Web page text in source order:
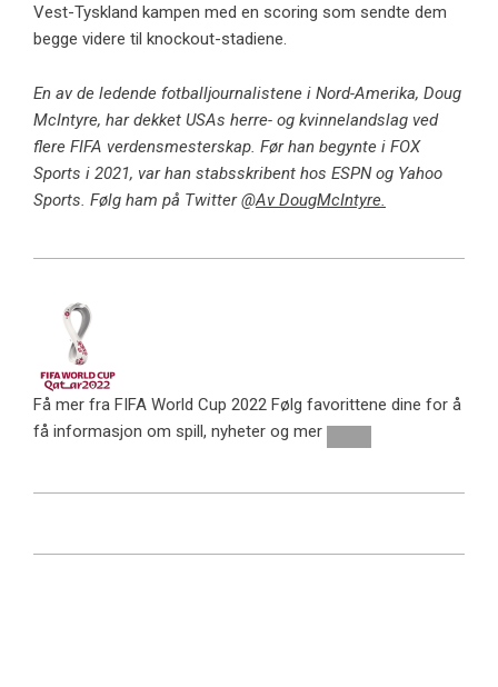
Vest-Tyskland kampen med en scoring som sendte dem
begge videre til knockout-stadiene.
En av de ledende fotballjournalistene i Nord-Amerika, Doug
McIntyre, har dekket USAs herre- og kvinnelandslag ved
flere FIFA verdensmesterskap. Før han begynte i FOX
Sports i 2021, var han stabsskribent hos ESPN og Yahoo
Sports. Følg ham på Twitter @Av DougMcIntyre.
Få mer fra FIFA World Cup 2022 Følg favorittene dine for å
få informasjon om spill, nyheter og mer